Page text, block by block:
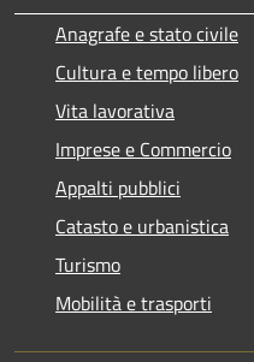
Anagrafe e stato civile
Cultura e tempo libero
Vita lavorativa
Imprese e Commercio
Appalti pubblici
Catasto e urbanistica
Turismo
Mobilità e trasporti